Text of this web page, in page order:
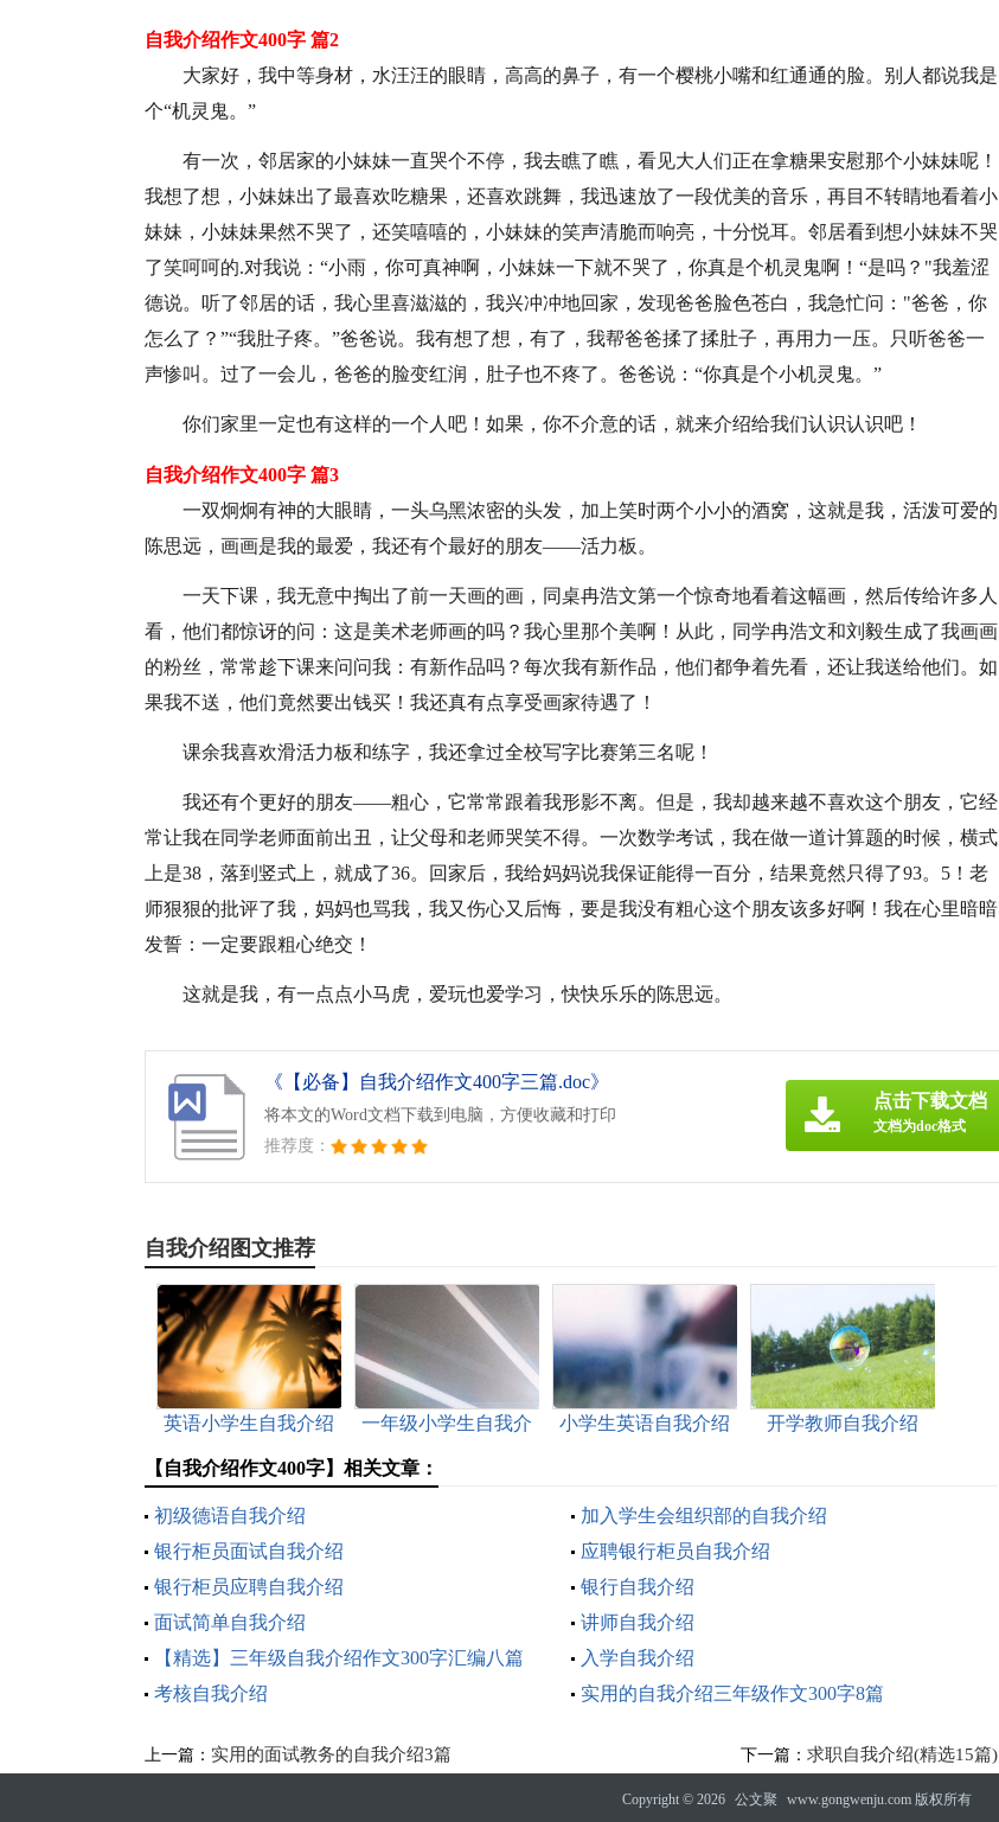
自我介绍作文400字 篇2
大家好，我中等身材，水汪汪的眼睛，高高的鼻子，有一个樱桃小嘴和红通通的脸。别人都说我是
个“机灵鬼。”
有一次，邻居家的小妹妹一直哭个不停，我去瞧了瞧，看见大人们正在拿糖果安慰那个小妹妹呢！
我想了想，小妹妹出了最喜欢吃糖果，还喜欢跳舞，我迅速放了一段优美的音乐，再目不转睛地看着小
妹妹，小妹妹果然不哭了，还笑嘻嘻的，小妹妹的笑声清脆而响亮，十分悦耳。邻居看到想小妹妹不哭
了笑呵呵的.对我说：“小雨，你可真神啊，小妹妹一下就不哭了，你真是个机灵鬼啊！“是吗？"我羞涩
德说。听了邻居的话，我心里喜滋滋的，我兴冲冲地回家，发现爸爸脸色苍白，我急忙问："爸爸，你
怎么了？”“我肚子疼。”爸爸说。我有想了想，有了，我帮爸爸揉了揉肚子，再用力一压。只听爸爸一
声惨叫。过了一会儿，爸爸的脸变红润，肚子也不疼了。爸爸说：“你真是个小机灵鬼。”
你们家里一定也有这样的一个人吧！如果，你不介意的话，就来介绍给我们认识认识吧！
自我介绍作文400字 篇3
一双炯炯有神的大眼睛，一头乌黑浓密的头发，加上笑时两个小小的酒窝，这就是我，活泼可爱的
陈思远，画画是我的最爱，我还有个最好的朋友——活力板。
一天下课，我无意中掏出了前一天画的画，同桌冉浩文第一个惊奇地看着这幅画，然后传给许多人
看，他们都惊讶的问：这是美术老师画的吗？我心里那个美啊！从此，同学冉浩文和刘毅生成了我画画
的粉丝，常常趁下课来问问我：有新作品吗？每次我有新作品，他们都争着先看，还让我送给他们。如
果我不送，他们竟然要出钱买！我还真有点享受画家待遇了！
课余我喜欢滑活力板和练字，我还拿过全校写字比赛第三名呢！
我还有个更好的朋友——粗心，它常常跟着我形影不离。但是，我却越来越不喜欢这个朋友，它经
常让我在同学老师面前出丑，让父母和老师哭笑不得。一次数学考试，我在做一道计算题的时候，横式
上是38，落到竖式上，就成了36。回家后，我给妈妈说我保证能得一百分，结果竟然只得了93。5！老
师狠狠的批评了我，妈妈也骂我，我又伤心又后悔，要是我没有粗心这个朋友该多好啊！我在心里暗暗
发誓：一定要跟粗心绝交！
这就是我，有一点点小马虎，爱玩也爱学习，快快乐乐的陈思远。
《【必备】自我介绍作文400字三篇.doc》
将本文的Word文档下载到电脑，方便收藏和打印
推荐度：
点击下载文档
文档为doc格式
自我介绍图文推荐
英语小学生自我介绍
一年级小学生自我介
小学生英语自我介绍 开学教师自我介绍
【自我介绍作文400字】相关文章：
初级德语自我介绍
加入学生会组织部的自我介绍
银行柜员面试自我介绍
应聘银行柜员自我介绍
银行柜员应聘自我介绍
银行自我介绍
面试简单自我介绍
讲师自我介绍
【精选】三年级自我介绍作文300字汇编八篇
入学自我介绍
考核自我介绍
实用的自我介绍三年级作文300字8篇
上一篇： 实用的面试教务的自我介绍3篇 下一篇： 求职自我介绍(精选15篇)
Copyright © 2026 公文聚 www.gongwenju.com 版权所有